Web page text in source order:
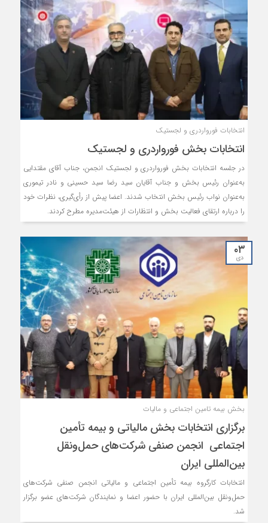
انتخابات فورواردری و لجستیک
انتخابات بخش فورواردری و لجستیک
در جلسه انتخابات بخش فورواردری و لجستیک انجمن، جناب آقای مقتدایی
به‌عنوان رئیس بخش و جناب آقایان سید رضا سید حسینی و نادر تیموری
به‌عنوان نواب رئیس بخش انتخاب شدند. اعضا پیش از رأی‌گیری، نظرات خود
را درباره ارتقای فعالیت بخش و انتظارات از هیئت‌مدیره مطرح کردند.
۰۳
دی
بخش بیمه تامین اجتماعی و مالیات
برگزاری انتخابات بخش مالیاتی و بیمه تأمین
اجتماعی انجمن صنفی شرکت‌های حمل‌ونقل
بین‌المللی ایران
انتخابات کارگروه بیمه تأمین اجتماعی و مالیاتی انجمن صنفی شرکت‌های
حمل‌ونقل بین‌المللی ایران با حضور اعضا و نمایندگان شرکت‌های عضو برگزار
شد.